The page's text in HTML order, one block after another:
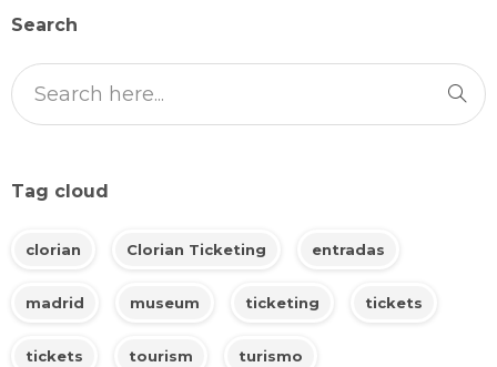
Search
Tag cloud
clorian Clorian Ticketing entradas
madrid museum ticketing tickets
tickets tourism turismo